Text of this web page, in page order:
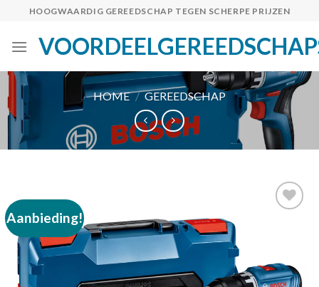
content
HOOGWAARDIG GEREEDSCHAP TEGEN SCHERPE PRIJZEN
HOME / GEREEDSCHAP
Aanbieding!
aan
verlanglijst